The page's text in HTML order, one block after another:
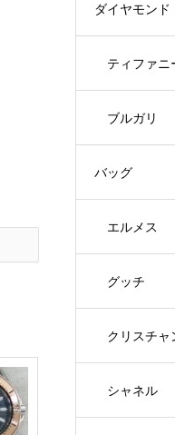
ダイヤモン
ティファニ
ブルガリ
バッグ
エルメス
グッチ
クリスチャ
シャネル